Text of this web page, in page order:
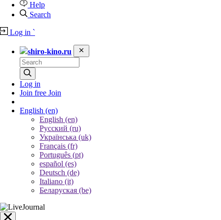
Help
Search
Log in `
shiro-kino.ru
Log in
Join free Join
English (en)
English (en)
Русский (ru)
Українська (uk)
Français (fr)
Português (pt)
español (es)
Deutsch (de)
Italiano (it)
Беларуская (be)